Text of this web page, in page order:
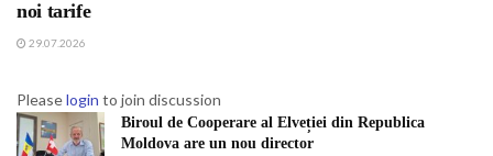
noi tarife
29.07.2026
Pleaselogin to join discussion
Biroul de Cooperare al Elveției din Republica
Moldova are un nou director